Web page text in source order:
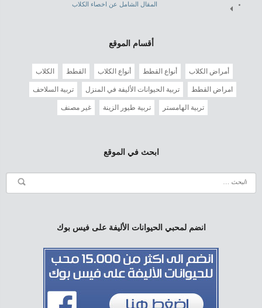
المقال الشامل عن اخصاء الكلاب
أقسام الموقع
أمراض الكلاب أنواع القطط أنواع الكلاب القطط الكلاب
امراض القطط تربية الحيوانات الأليفة في المنزل تربية السلاحف
تربية الهامستر تربية طيور الزينة غير مصنف
ابحث في الموقع
انضم لمحبي الحيوانات الأليفة على فيس بوك